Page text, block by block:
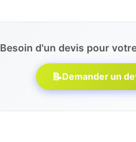
Besoin d'un devis pour
📝Demander un